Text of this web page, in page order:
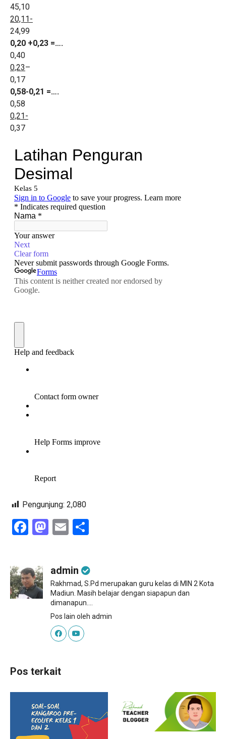
45,10
20,11-
24,99
0,20 +0,23 =….
0,40
0,23–
0,17
0,58-0,21 =….
0,58
0,21-
0,37
Pengunjung: 2,080
Facebook
Mastodon
Email
admin
Rakhmad, S.Pd merupakan guru kelas di MIN 2 Kota
Madiun. Masih belajar dengan siapapun dan
dimanapun....
Pos lain oleh admin
Pos terkait